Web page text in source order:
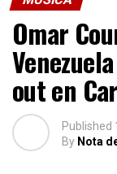
Omar
out en
Published
By Nota